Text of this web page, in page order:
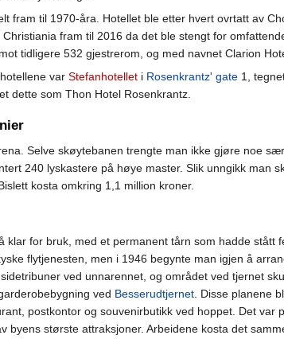
fram til 1970-åra. Hotellet ble etter hvert ovrtatt av
fram til 2016 da det ble stengt for
tidligere 532 gjestrerom, og med navnet Clarion
var Stefanhotellet i Rosenkrantz' gate 1,
dette som Thon Hotel Rosenkrantz.
Selve skøytebanen trengte man ikke gjøre noe
240 lyskastere på høye master. Slik unngikk man
kosta omkring 1,1 million kroner.
klar for bruk, med et permanent tårn som hadde stått
flytjenesten, men i 1946 begynte man igjen å
ved unnarennet, og området ved tjernet
ved Besserudtjernet. Disse planene
postkontor og souvenirbutikk ved hoppet. Det var
byens største attraksjoner. Arbeidene kosta det